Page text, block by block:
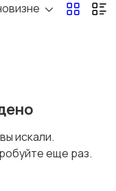
искали.
еще раз.